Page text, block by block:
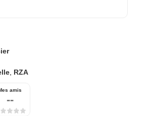
, RZA
amis
--